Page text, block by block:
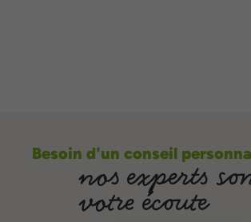
Besoin d'un conseil
nos experts
votre écoute